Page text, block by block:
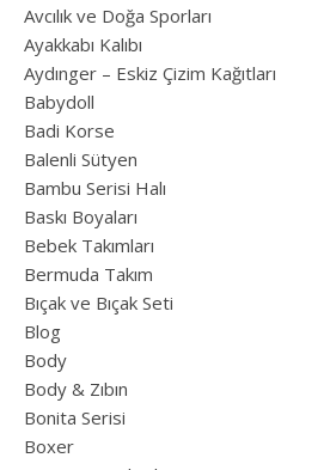
Avcılık ve Doğa Sporları
Ayakkabı Kalıbı
Aydınger – Eskiz Çizim Kağıtları
Babydoll
Badi Korse
Balenli Sütyen
Bambu Serisi Halı
Baskı Boyaları
Bebek Takımları
Bermuda Takım
Bıçak ve Bıçak Seti
Blog
Body
Body & Zıbın
Bonita Serisi
Boxer